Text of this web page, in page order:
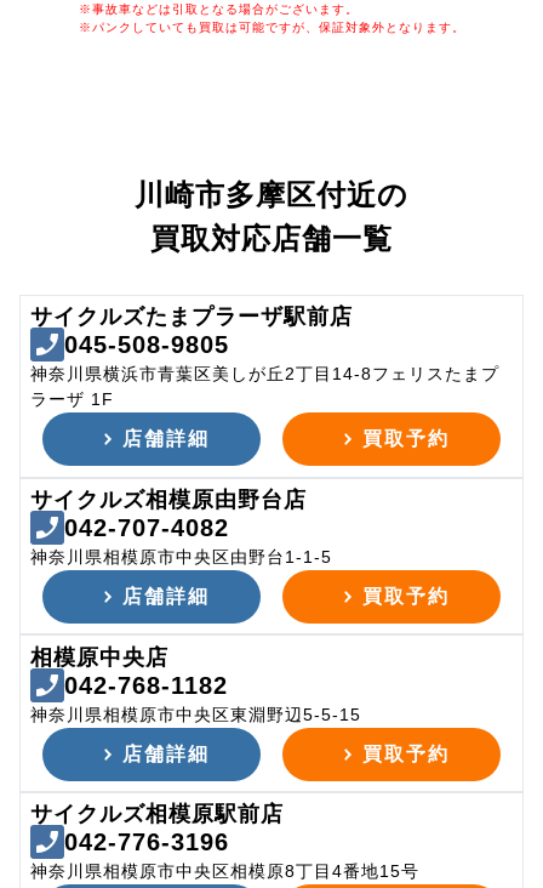
※事故車などは引取となる場合がございます。
※パンクしていても買取は可能ですが、保証対象外となります。
川崎市多摩区付近の
買取対応店舗一覧
サイクルズたまプラーザ駅前店
045-508-9805
神奈川県横浜市青葉区美しが丘2丁目14-8フェリスたまプ
ラーザ 1F
店舗詳細 買取予約
サイクルズ相模原由野台店
042-707-4082
神奈川県相模原市中央区由野台1-1-5
店舗詳細 買取予約
相模原中央店
042-768-1182
神奈川県相模原市中央区東淵野辺5-5-15
店舗詳細 買取予約
サイクルズ相模原駅前店
042-776-3196
神奈川県相模原市中央区相模原8丁目4番地15号